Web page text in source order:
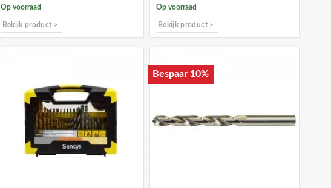
Op voorraad
Bekijk product >
Op voorraad
Bekijk product >
Bespaar 10%